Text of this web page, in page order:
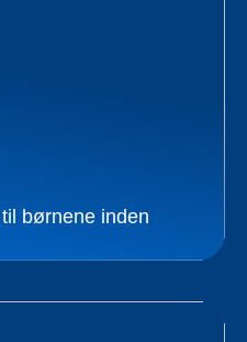
børnene inden